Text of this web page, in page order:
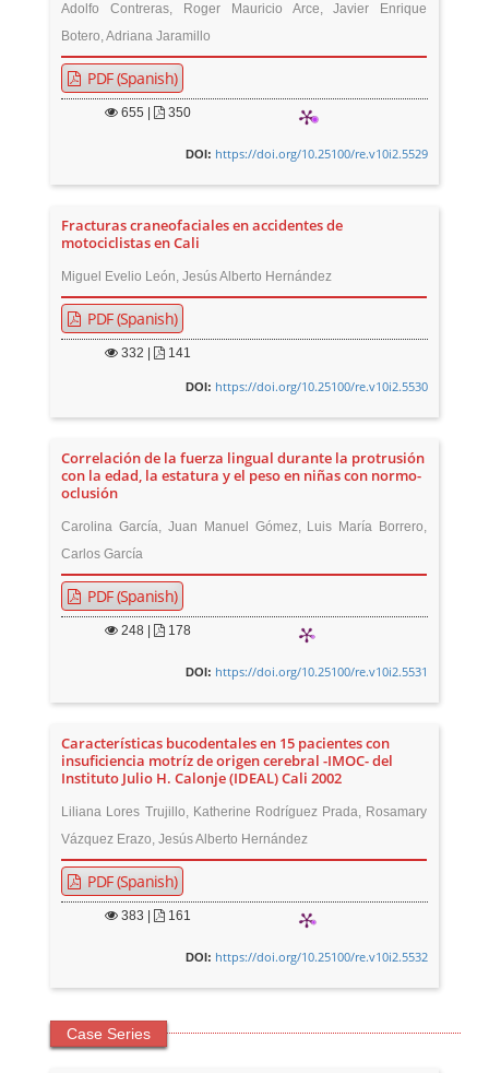
Adolfo Contreras, Roger Mauricio Arce, Javier Enrique
Botero, Adriana Jaramillo
PDF (Spanish)
655 350
DOI: https://doi.org/10.25100/re.v10i2.5529
Fracturas craneofaciales en accidentes de
motociclistas en Cali
Miguel Evelio León, Jesús Alberto Hernández
PDF (Spanish)
332 141
DOI: https://doi.org/10.25100/re.v10i2.5530
Correlación de la fuerza lingual durante la protrusión
con la edad, la estatura y el peso en niñas con normo-
oclusión
Carolina García, Juan Manuel Gómez, Luis María Borrero,
Carlos García
PDF (Spanish)
248 178
DOI: https://doi.org/10.25100/re.v10i2.5531
Características bucodentales en 15 pacientes con
insuficiencia motríz de origen cerebral -IMOC- del
Instituto Julio H. Calonje (IDEAL) Cali 2002
Liliana Lores Trujillo, Katherine Rodríguez Prada, Rosamary
Vázquez Erazo, Jesús Alberto Hernández
PDF (Spanish)
383 161
DOI: https://doi.org/10.25100/re.v10i2.5532
Case Series